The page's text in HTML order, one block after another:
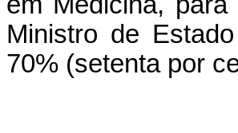
Ministro de
70% (setenta por